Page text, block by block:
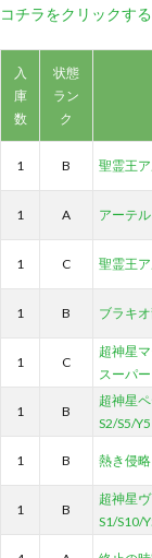
コチラをクリックす
入
庫
数
状態
ラン
ク
1 B 聖霊王
1 A アーテ
1 C 聖霊王
1 B ブラキ
1 C
超神星
スーパ
1 B
超神星
S2/S5/
1 B 熱き侵
1 B
超神星
S1/S10/